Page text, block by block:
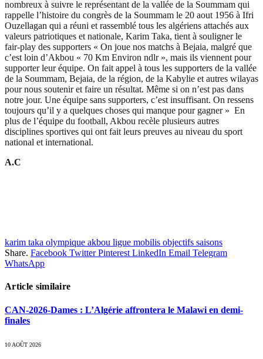
nombreux à suivre le représentant de la vallée de la Soummam qui
rappelle l’histoire du congrès de la Soummam le 20 aout 1956 à Ifri
Ouzellagan qui a réuni et rassemblé tous les algériens attachés aux
valeurs patriotiques et nationale, Karim Taka, tient à souligner le
fair-play des supporters « On joue nos matchs à Bejaia, malgré que
c’est loin d’Akbou « 70 Km Environ ndlr », mais ils viennent pour
supporter leur équipe. On fait appel à tous les supporters de la vallée
de la Soummam, Bejaia, de la région, de la Kabylie et autres wilayas
pour nous soutenir et faire un résultat. Même si on n’est pas dans
notre jour. Une équipe sans supporters, c’est insuffisant. On ressens
toujours qu’il y a quelques choses qui manque pour gagner » En
plus de l’équipe du football, Akbou recèle plusieurs autres
disciplines sportives qui ont fait leurs preuves au niveau du sport
national et international.
A.C
karim taka olympique akbou ligue mobilis objectifs saisons
Share. Facebook Twitter Pinterest LinkedIn Email Telegram
WhatsApp
Article similaire
CAN-2026-Dames : L’Algérie affrontera le Malawi en demi-
finales
10 AOÛT 2026